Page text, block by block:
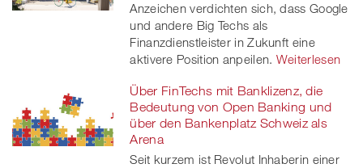
Anzeichen verdichten sich, dass Google
und andere Big Techs als
Finanzdienstleister in Zukunft eine
aktivere Position anpeilen. Weiterlesen
Über FinTechs mit Banklizenz, die
Bedeutung von Open Banking und
über den Bankenplatz Schweiz als
Arena
Seit kurzem ist Revolut Inhaberin einer